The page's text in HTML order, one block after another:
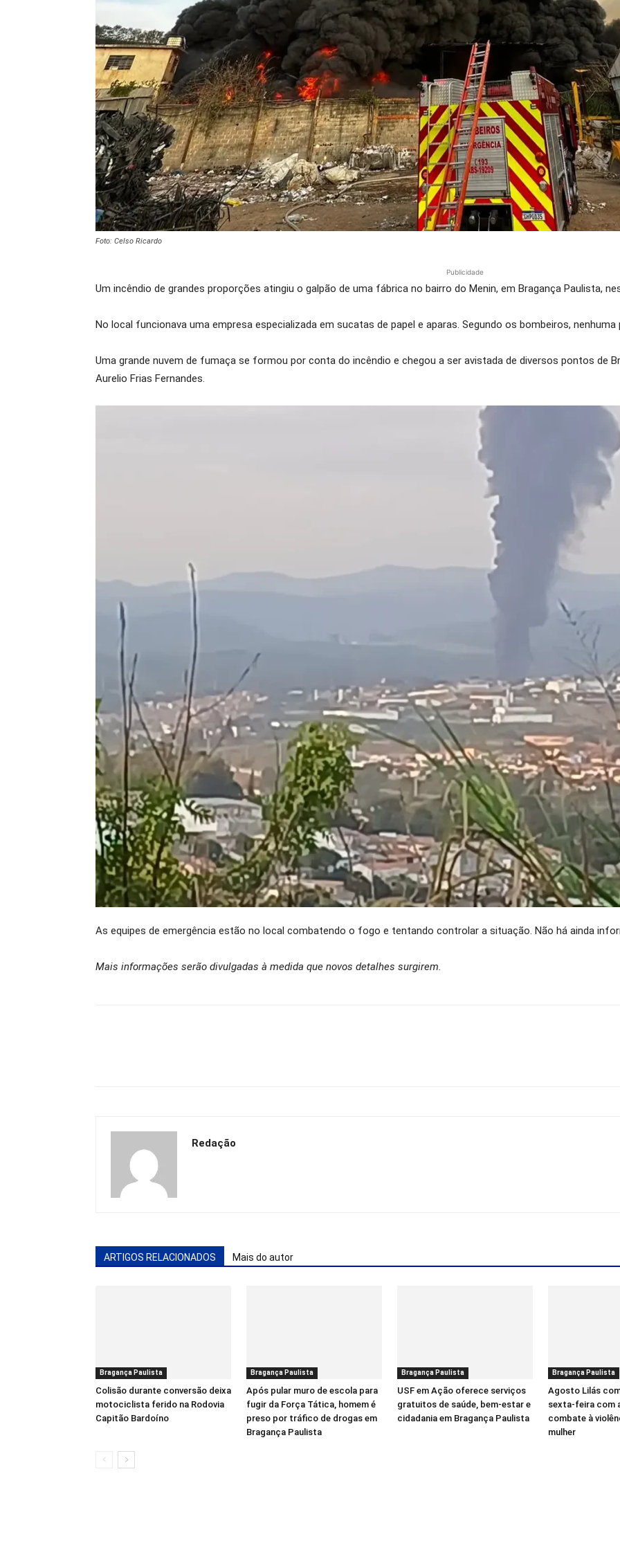
Foto: Celso Ricardo
Publicidade
Um incêndio de grandes proporções atingiu o galpão de uma fábrica no bairro do Menin, em Bragança Paulista,
No local funcionava uma empresa especializada em sucatas de papel e aparas. Segundo os bombeiros,
Uma grande nuvem de fumaça se formou por conta do incêndio e chegou a ser avistada de diversos pontos de
Aurelio Frias Fernandes.
As equipes de emergência estão no local combatendo o fogo e tentando controlar a situação. Não há ainda
Mais informações serão divulgadas à medida que novos detalhes surgirem.
Redação
ARTIGOS RELACIONADOS Mais do autor
Bragança Paulista
Colisão durante conversão deixa
motociclista ferido na Rodovia
Capitão Bardoíno
Bragança Paulista
Após pular muro de escola para
fugir da Força Tática, homem é
preso por tráfico de drogas em
Bragança Paulista
Bragança Paulista
USF em Ação oferece serviços
gratuitos de saúde, bem-estar e
cidadania em Bragança Paulista
Bragança Paulista
Agosto Lilás
sexta-feira com
combate à
mulher